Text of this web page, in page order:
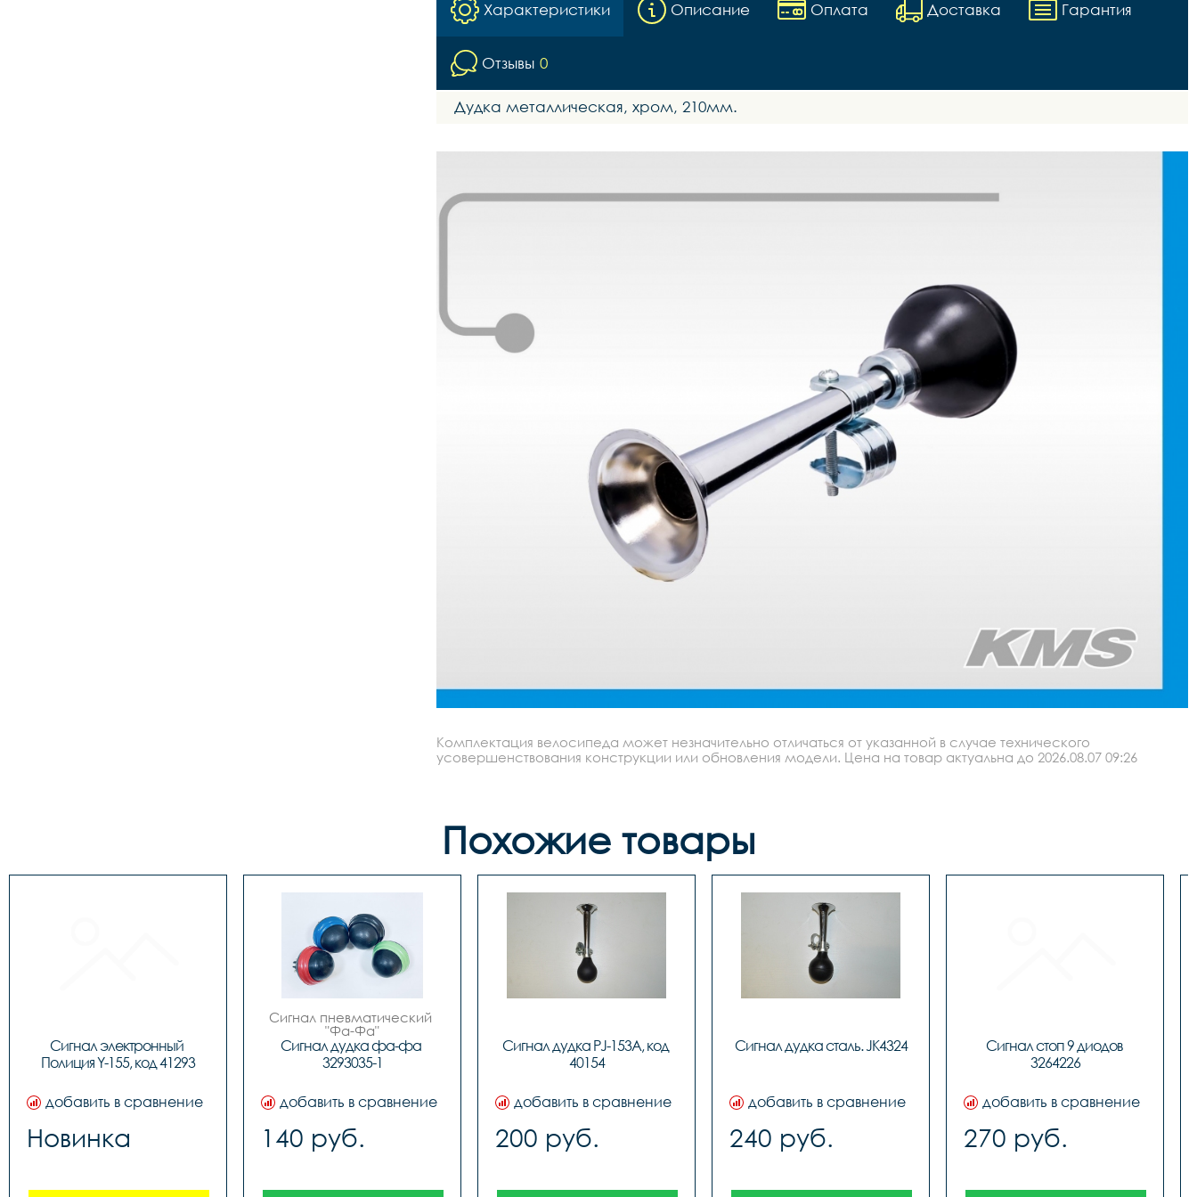
Характеристики Описание Оплата Доставка Гарантия
Отзывы 0
Дудка металлическая, хром, 210мм.
Комплектация велосипеда может незначительно отличаться от указанной в случае технического
усовершенствования конструкции или обновления модели. Цена на товар актуальна до 2026.08.07 09:26
Похожие товары
Сигнал электронный
Полиция Y-155, код 41293
добавить в сравнение
Новинка
Сигнал пневматический
"Фа-Фа"
Сигнал дудка фа-фа
3293035-1
добавить в сравнение
140 руб.
Сигнал дудка PJ-153A, код
40154
добавить в сравнение
200 руб.
Сигнал дудка сталь. JK4324
добавить в сравнение
240 руб.
Сигнал стоп 9 диодов
3264226
добавить в сравнение
270 руб.